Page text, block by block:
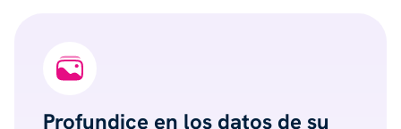
Profundice en los datos de su